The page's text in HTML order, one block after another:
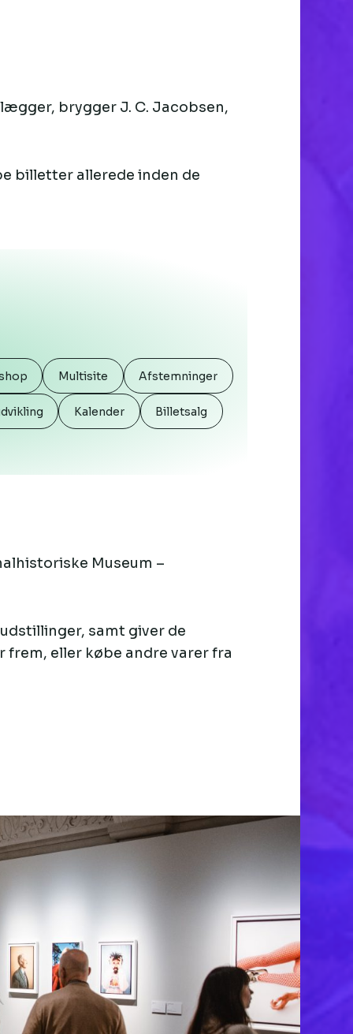
brygger J. C. Jacobsen,
billetter allerede inden de
Multisite Afstemninger
Kalender Billetsalg
Museum –
samt giver de
frem, eller købe andre varer fra